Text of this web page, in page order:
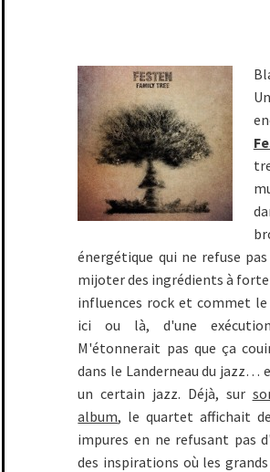
énergétique qui ne refuse
mijoter des ingrédients à
influences rock et commet le
ici ou là, d'une
M'étonnerait pas que ça
dans le Landerneau du jazz…
un certain jazz. Déjà, sur
album, le quartet affichait
impures en ne refusant pas
des inspirations où les